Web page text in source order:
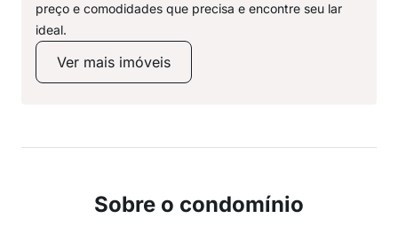
preço e comodidades que precisa e encontre seu lar
ideal.
Ver mais imóveis
Sobre o condomínio